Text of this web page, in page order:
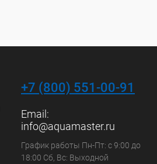
+7 (800) 551-00-91
Email:
info@aquamaster.ru
График работы Пн-Пт: с 9:00 до
18:00 Сб, Вс: Выходной